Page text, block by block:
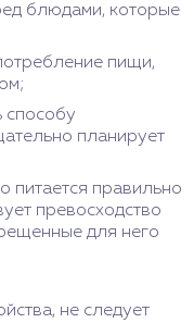
блюдами, которые
пищи,
способу
планирует
питается правильно
превосходство
для него
не следует